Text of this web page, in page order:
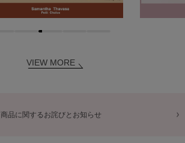
VIEW MORE
商品に関するお詫びとお知らせ